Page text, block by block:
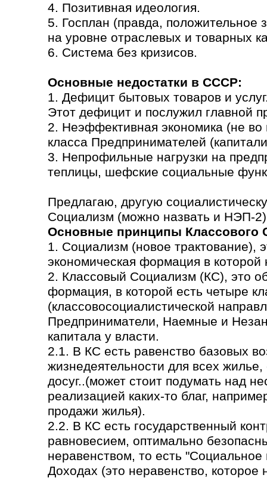
4. Позитивная идеология.
5. Госплан (правда, положительное
на уровне отраслевых и товарных
6. Система без кризисов.
Основные недостатки в СССР:
1. Дефицит бытовых товаров и
Этот дефицит и послужил главной
2. Неэффективная экономика (не во
класса Предпринимателей
3. Непрофильные нагрузки на
теплицы, шефские социальные
Предлагаю, другую
Социализм (можно назвать и НЭП-
Основные принципы Классового
1. Социализм (новое трактование),
экономическая формация в которой
2. Классовый Социализм (КС), это
формация, в которой есть четыре
(классовосоциалистической
Предприниматели, Наемные и
капитала у власти.
2.1. В КС есть равенство базовых
жизнедеятельности для всех
досуг..(может стоит подумать над
реализацией каких-то благ,
продажи жилья).
2.2. В КС есть государственный
равновесием, оптимально
неравенством, то есть
Доходах (это неравенство,